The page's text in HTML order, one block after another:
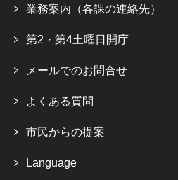
業務案内（各課の連絡先）
第2・第4土曜日開庁
メールでのお問合せ
よくある質問
市民からの提案
Language